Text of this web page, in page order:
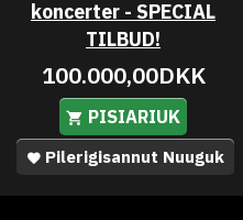
koncerter - SPECIAL
TILBUD!
100.000,00DKK
PISIARIUK
Pilerigisannut Nuuguk